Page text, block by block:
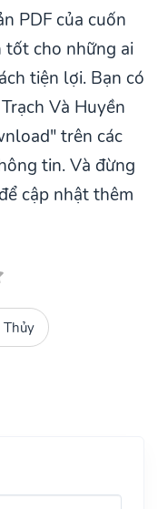
PDF của cuốn
tốt cho những ai
tiện lợi. Bạn có
Và Huyền
trên các
tin. Và đừng
cập nhật thêm
Thủy